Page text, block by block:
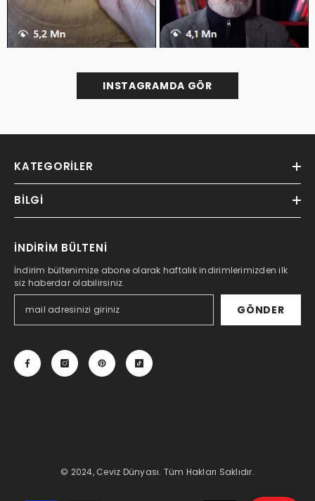
INSTAGRAMDA GÖR
KATEGORILER
BILGI
İNDİRİM BÜLTENİ
İndirim bültenimize abone olarak haftalık indirimlerimizden ilk
siz haberdar olabilirsiniz.
GÖNDER
© 2024, Ceviz Dünyası. Tüm Hakları Saklıdır.